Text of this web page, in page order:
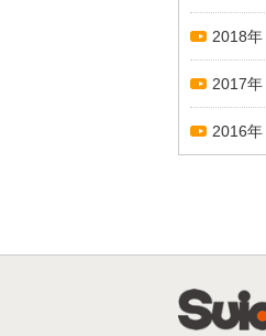
2018年
2017年
2016年